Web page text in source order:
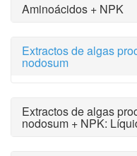
Aminoácidos + NPK
Extractos de algas
nodosum
Extractos de algas
nodosum + NPK: